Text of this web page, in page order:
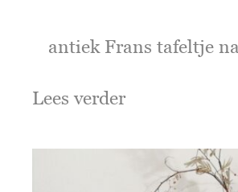
antiek Frans tafeltje
Lees verder